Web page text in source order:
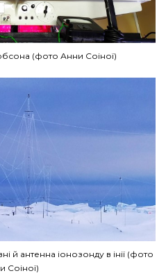
(фото Анни Соіної)
й антенна іонозонду в інії (фото
Соіної)